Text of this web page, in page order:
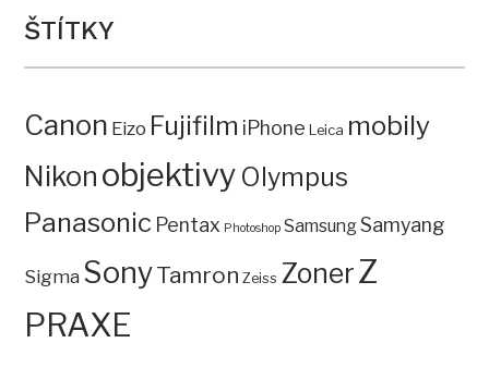
ŠTÍTKY
Canon Eizo Fujifilm iPhone Leica mobily
Nikon objektivy Olympus
Panasonic Pentax Photoshop SamsungSamyang
Sigma SonyTamron Zeiss ZonerZ
PRAXE